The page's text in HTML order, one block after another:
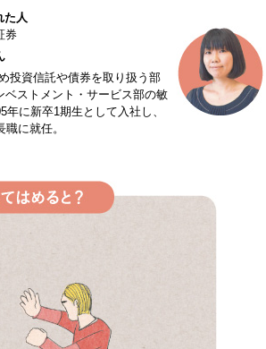
た人
券
投資信託や債券を取り扱う部
ベストメント・サービス部の敏
年に新卒1期生として入社し、
に就任。